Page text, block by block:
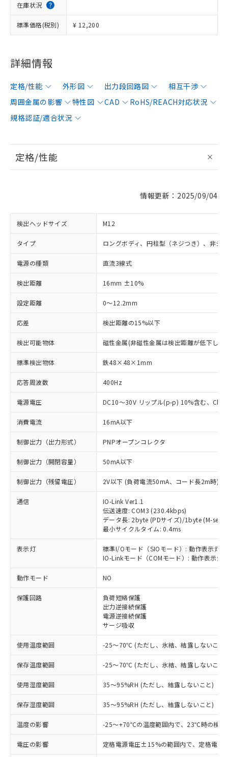
在庫状況
標準価格(税別) ¥ 12,200
詳細情報
定格/性能 外形図 出力段回路図
相互干渉
周囲金属の影響
特性図 CAD
RoHS/REACH対応状況
規格認証/適合状況
定格/性能
情報更新：2025/09/04
検出ヘッドサイズ M12
タイプ ロングボディ、円柱型（ネジつき）、非シ
電源の種類 直流3線式
検出距離 16mm ±10%
設定距離 0～12.2mm
応差 検出距離の15%以下
検出可能物体 磁性金属(非磁性金属は検出距離が低下しま
標準検出物体 鉄48×48×1mm
応答周波数 400Hz
電源電圧 DC10～30V リップル(p-p) 10%含む、
消費電流 16mA以下
制御出力（出力形式） PNPオープンコレクタ
制御出力（開閉容量） 50mA以下
制御出力（残留電圧） 2V以下 (負荷電流50mA、コード長2m時)
通信
IO-Link Ver1.1
伝送速度: COM3 (230.4kbps)
データ長: 2byte (PDサイズ)/1byte (M-
最小サイクルタイム: 0.4ms
表示灯
標準I/Oモード（SIOモード）: 動作表示灯(
IO-Linkモード（COMモード）: 動作表示
動作モード NO
保護回路
負荷短絡保護
出力逆接続保護
電源逆接続保護
サージ吸収
使用温度範囲 -25～70℃ (ただし、氷結、結露しないこと)
保存温度範囲 -25～70℃ (ただし、氷結、結露しないこと)
使用湿度範囲 35～95%RH (ただし、結露しないこと)
保存湿度範囲 35～95%RH (ただし、結露しないこと)
温度の影響 -25～+70℃の温度範囲内で、23℃時の検
電圧の影響 定格電源電圧±15%の範囲内で、定格電
ご利用条件
以下の条件をお読みいただき、同意のうえ
ご利用ください。
本サービスは、当社制御機器事業取扱
商品の当社在庫状況および標準価格
(税抜)を提供させていただくもので
当社制御機器事業取扱商品の中には、
本サービスの対象外となる商品もある
ことをご了承ください。
対応済み：EU RoHS指令（10物質）の
非含有に対応した製品が提供可能な商品で
す。
対応予定：EU RoHS指令（10物質）の非含
有に対応した製品に切り替える予定のある
対応予定なし：EU RoHS指令（10物質）の
非含有に非対応の商品で、対応品を出す予
定はありません。
調査・確認中：EU RoHS指令（10物質）の
非含有の対応状況を調査中または確認中の
非該当品：ライセンス料など無形物で、有
仕入先様の事情により、非含有部品として
いたものが、含有品と判明した場合などや
むを得ず変更することがあります。
※1 中国RoHS○×表
「○」：最大均質材料含有率が中国RoHSの
基準値以下であることを示します。
「×」：最大均質材料含有率が中国RoHSの
「－」：未確認です。当社販売部門へお問
当社は、これら貴社製品のうち、外国
為替および外国貿易法に定める商品